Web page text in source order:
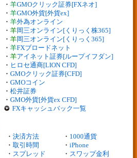
・ 羊GMOクリック証券[FXネオ]
・ 羊GMO外貨[外貨ex]
・ 羊外為オンライン
・ 羊岡三オンライン[くりっく株365]
・ 羊岡三オンライン[くりっく365]
・ 羊FXブロードネット
・ 羊アイネット証券[ループイフダン]
・ ヒロセ通商[LION CFD]
・ GMOクリック証券[CFD]
・ GMOコイン
・ 松井証券
・ GMO外貨[外貨ex CFD]
FXキャッシュバック一覧
・ 決済方法 ・ 1000通貨
・ 取引時間 ・ iPhone
・ スプレッド ・ スワップ金利